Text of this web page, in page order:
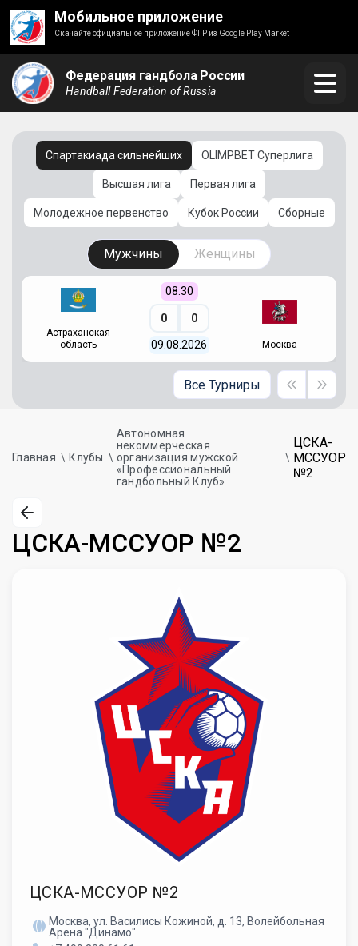
Мобильное приложение
Скачайте официальное приложение ФГР из Google Play Market
Федерация гандбола России
Handball Federation of Russia
Спартакиада сильнейших OLIMPBET Суперлига
Высшая лига Первая лига
Молодежное первенство Кубок России Сборные
Мужчины Женщины
Астраханская
область
08:30
0 0
09.08.2026 Москва
Все Турниры
Главная Клубы
Автономная
некоммерческая
организация мужской
«Профессиональный
гандбольный Клуб»
ЦСКА-
МССУОР
№2
ЦСКА-МССУОР №2
ЦСКА-МССУОР №2
Москва, ул. Василисы Кожиной, д. 13, Волейбольная
Арена "Динамо"